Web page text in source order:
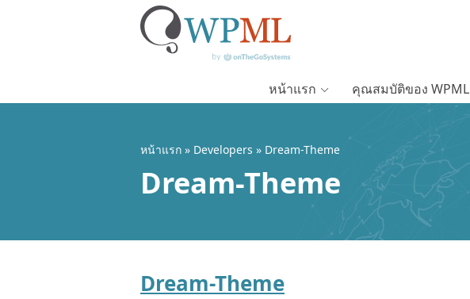
หน้าแรก คุณสมบัติของ WPML
หน้าแรก » Developers » Dream-Theme
Dream-Theme
Dream-Theme